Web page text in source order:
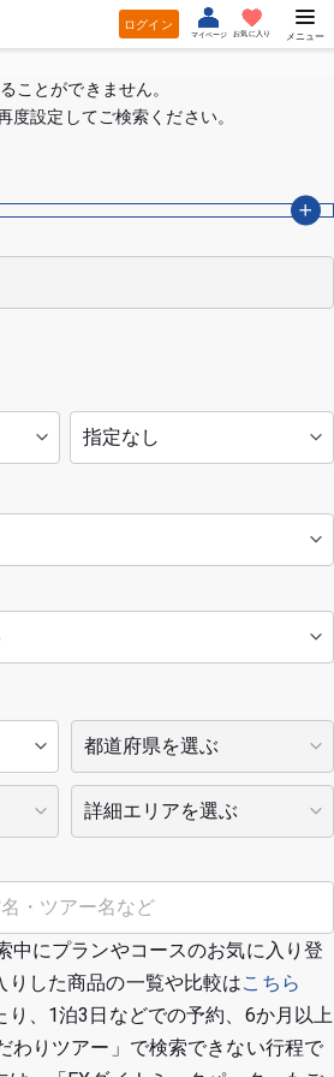
ログイン
マイページ お気に入り メニュー
ことができません。
度設定してご検索ください。
中にプランやコースのお気に入り登
した商品の一覧や比較はこちら
、1泊3日などでの予約、6か月以上
わりツアー」で検索できない行程で